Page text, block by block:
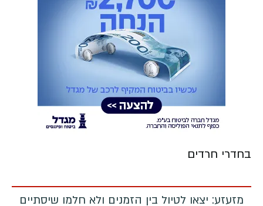
בחדרי חרדים
מזעזע: יצאו לטיול בין הזמנים ולא חלמו שיסתיים